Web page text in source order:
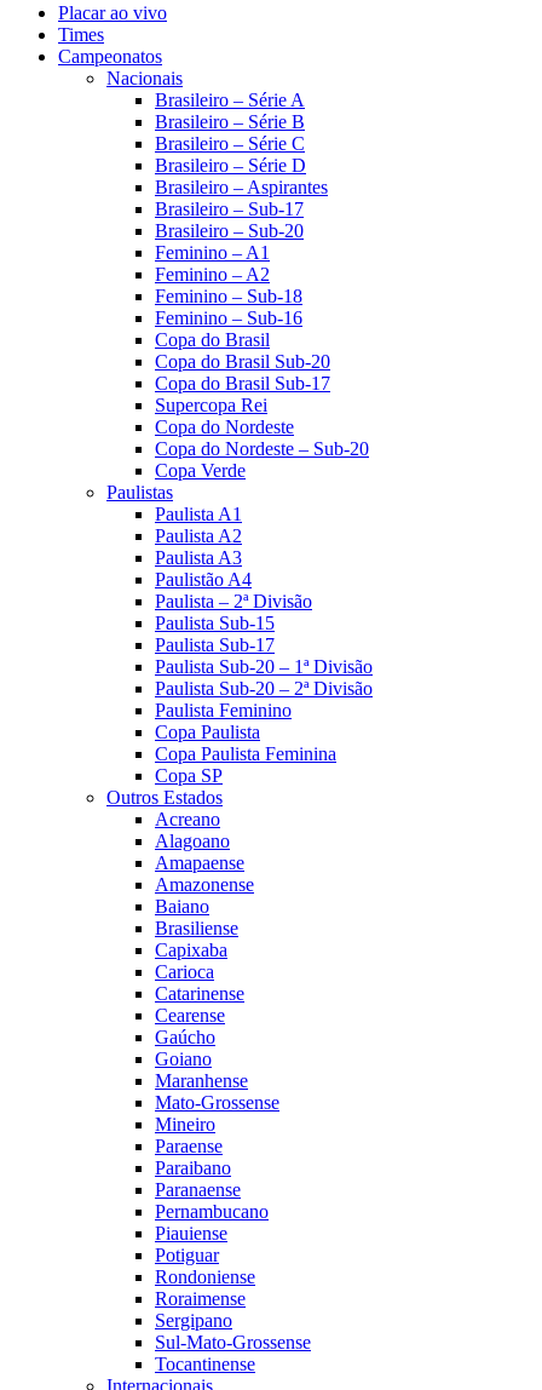
Placar ao vivo
Times
Campeonatos
Nacionais
Brasileiro – Série A
Brasileiro – Série B
Brasileiro – Série C
Brasileiro – Série D
Brasileiro – Aspirantes
Brasileiro – Sub-17
Brasileiro – Sub-20
Feminino – A1
Feminino – A2
Feminino – Sub-18
Feminino – Sub-16
Copa do Brasil
Copa do Brasil Sub-20
Copa do Brasil Sub-17
Supercopa Rei
Copa do Nordeste
Copa do Nordeste – Sub-20
Copa Verde
Paulistas
Paulista A1
Paulista A2
Paulista A3
Paulistão A4
Paulista – 2ª Divisão
Paulista Sub-15
Paulista Sub-17
Paulista Sub-20 – 1ª Divisão
Paulista Sub-20 – 2ª Divisão
Paulista Feminino
Copa Paulista
Copa Paulista Feminina
Copa SP
Outros Estados
Acreano
Alagoano
Amapaense
Amazonense
Baiano
Brasiliense
Capixaba
Carioca
Catarinense
Cearense
Gaúcho
Goiano
Maranhense
Mato-Grossense
Mineiro
Paraense
Paraibano
Paranaense
Pernambucano
Piauiense
Potiguar
Rondoniense
Roraimense
Sergipano
Sul-Mato-Grossense
Tocantinense
Internacionais